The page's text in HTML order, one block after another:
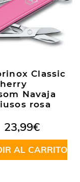
Classic
Navaja
rosa
23,99€
AL CARRITO